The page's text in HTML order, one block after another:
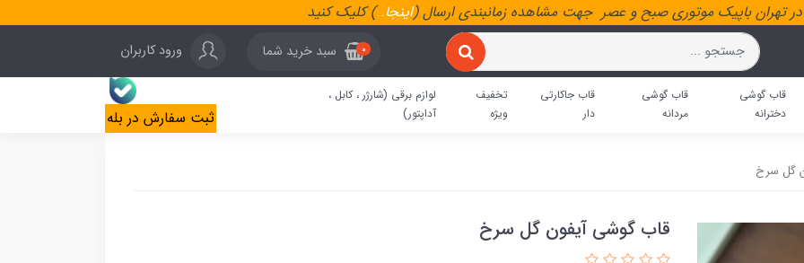
تهران باپیک موتوری صبح و عصر جهت مشاهده زمانبندی ارسال (اینجا..) کلیک کنید
0 سبد خرید شما ورود کاربران
قاب گوشی
دخترانه
قاب گوشی
مردانه
قاب جاکارتی
دار
تخفیف
ویژه
لوازم برقی (شارژر ، کابل ،
آداپتور)
ثبت سفارش در بله
گل سرخ
قاب گوشی آیفون گل سرخ